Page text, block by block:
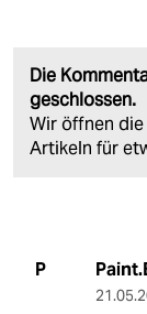
Die
geschlossen.
Wir öffnen
Artikeln für
P